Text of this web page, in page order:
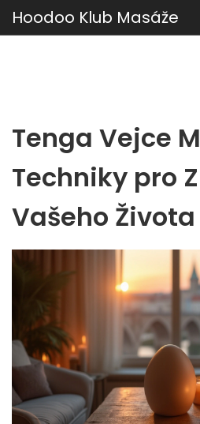
Hoodoo Klub Masáže
Tenga Vejce
Techniky pro
Vašeho Života